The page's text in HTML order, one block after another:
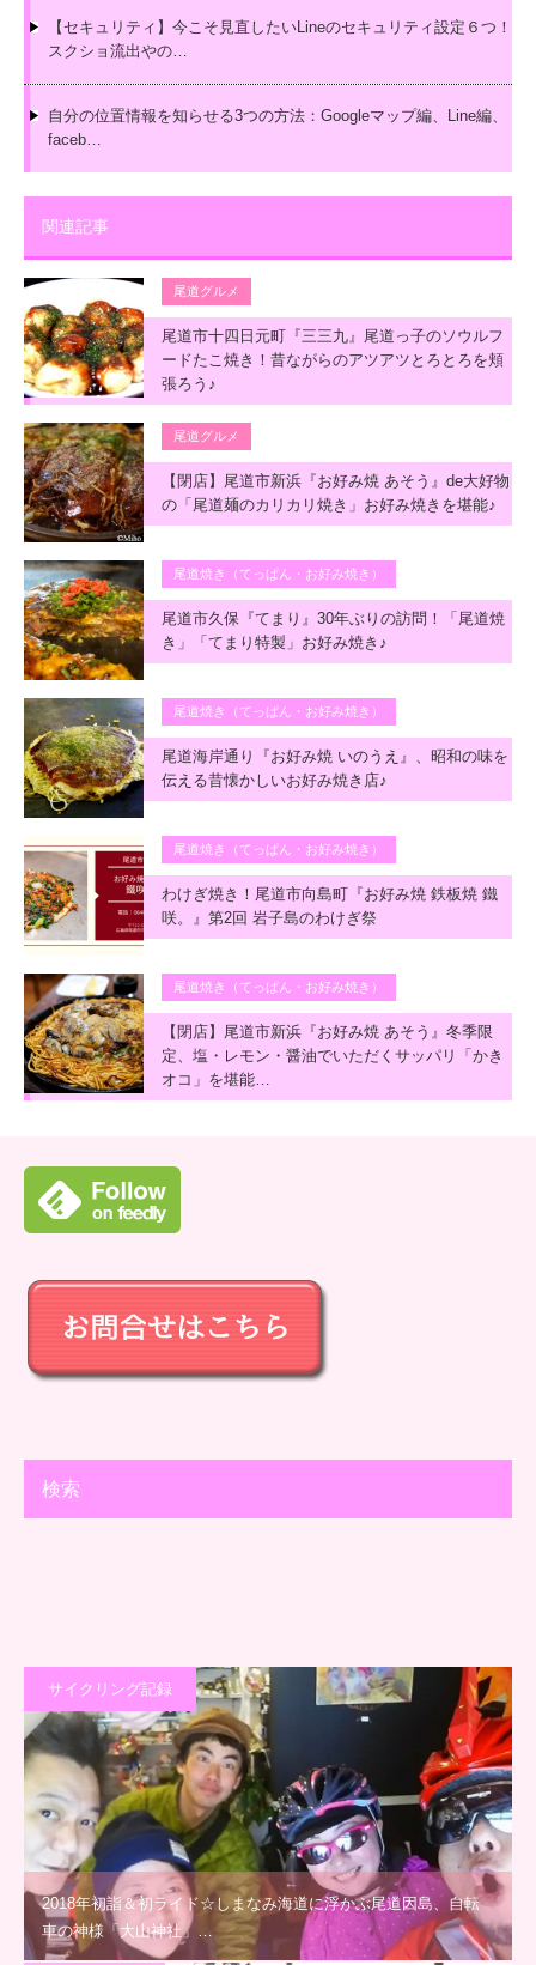
【セキュリティ】今こそ見直したいLineのセキュリティ設定６つ！
スクショ流出やの…
自分の位置情報を知らせる3つの方法：Googleマップ編、Line編、
faceb…
関連記事
尾道グルメ
尾道市十四日元町『三三九』尾道っ子のソウルフ
ードたこ焼き！昔ながらのアツアツとろとろを頬
張ろう♪
尾道グルメ
【閉店】尾道市新浜『お好み焼 あそう』de大好物
の「尾道麺のカリカリ焼き」お好み焼きを堪能♪
尾道焼き（てっぱん・お好み焼き）
尾道市久保『てまり』30年ぶりの訪問！「尾道焼
き」「てまり特製」お好み焼き♪
尾道焼き（てっぱん・お好み焼き）
尾道海岸通り『お好み焼 いのうえ』、昭和の味を
伝える昔懐かしいお好み焼き店♪
尾道焼き（てっぱん・お好み焼き）
わけぎ焼き！尾道市向島町『お好み焼 鉄板焼 鐵
咲。』第2回 岩子島のわけぎ祭
尾道焼き（てっぱん・お好み焼き）
【閉店】尾道市新浜『お好み焼 あそう』冬季限
定、塩・レモン・醤油でいただくサッパリ「かき
オコ」を堪能…
検索
サイクリング記録
2018年初詣＆初ライド☆しまなみ海道に浮かぶ尾道因島、自転
車の神様「大山神社」…